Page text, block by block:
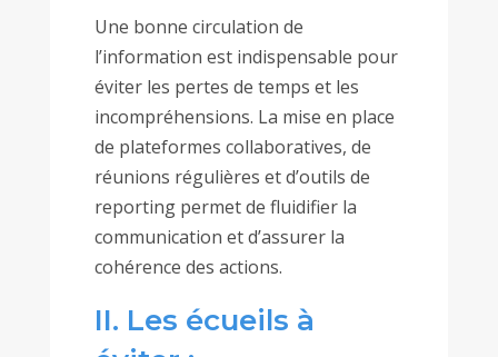
Une bonne circulation de
l’information est indispensable pour
éviter les pertes de temps et les
incompréhensions. La mise en place
de plateformes collaboratives, de
réunions régulières et d’outils de
reporting permet de fluidifier la
communication et d’assurer la
cohérence des actions.
II. Les écueils à